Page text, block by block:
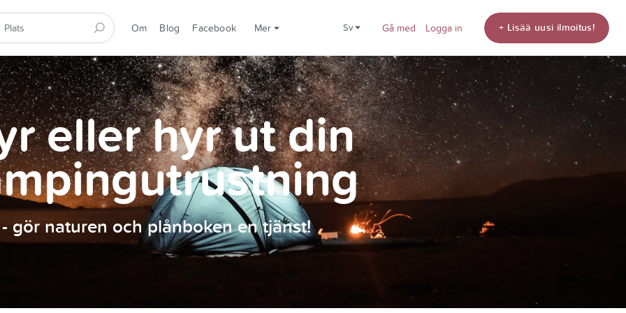
Om Blog Facebook Mer sv Gå med Logga in + Lisää uusi ilmoitus!
eller hyr ut din
- gör naturen och plånboken en tjänst!